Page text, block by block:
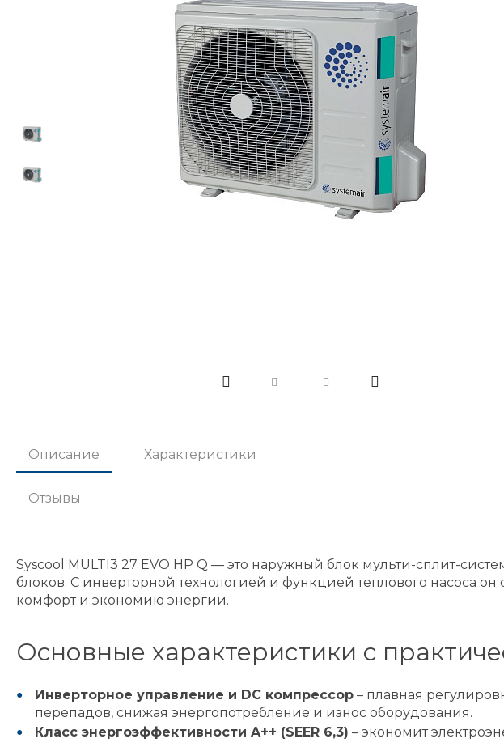
Описание Характеристики
Отзывы
Syscool MULTI3 27 EVO HP Q — это наружный блок мульти-сплит-
блоков. С инверторной технологией и функцией теплового насоса он
комфорт и экономию энергии.
Основные характеристики с
Инверторное управление и DC компрессор– плавная
перепадов, снижая энергопотребление и износ оборудования.
Класс энергоэффективности A++ (SEER 6,3) – экономит